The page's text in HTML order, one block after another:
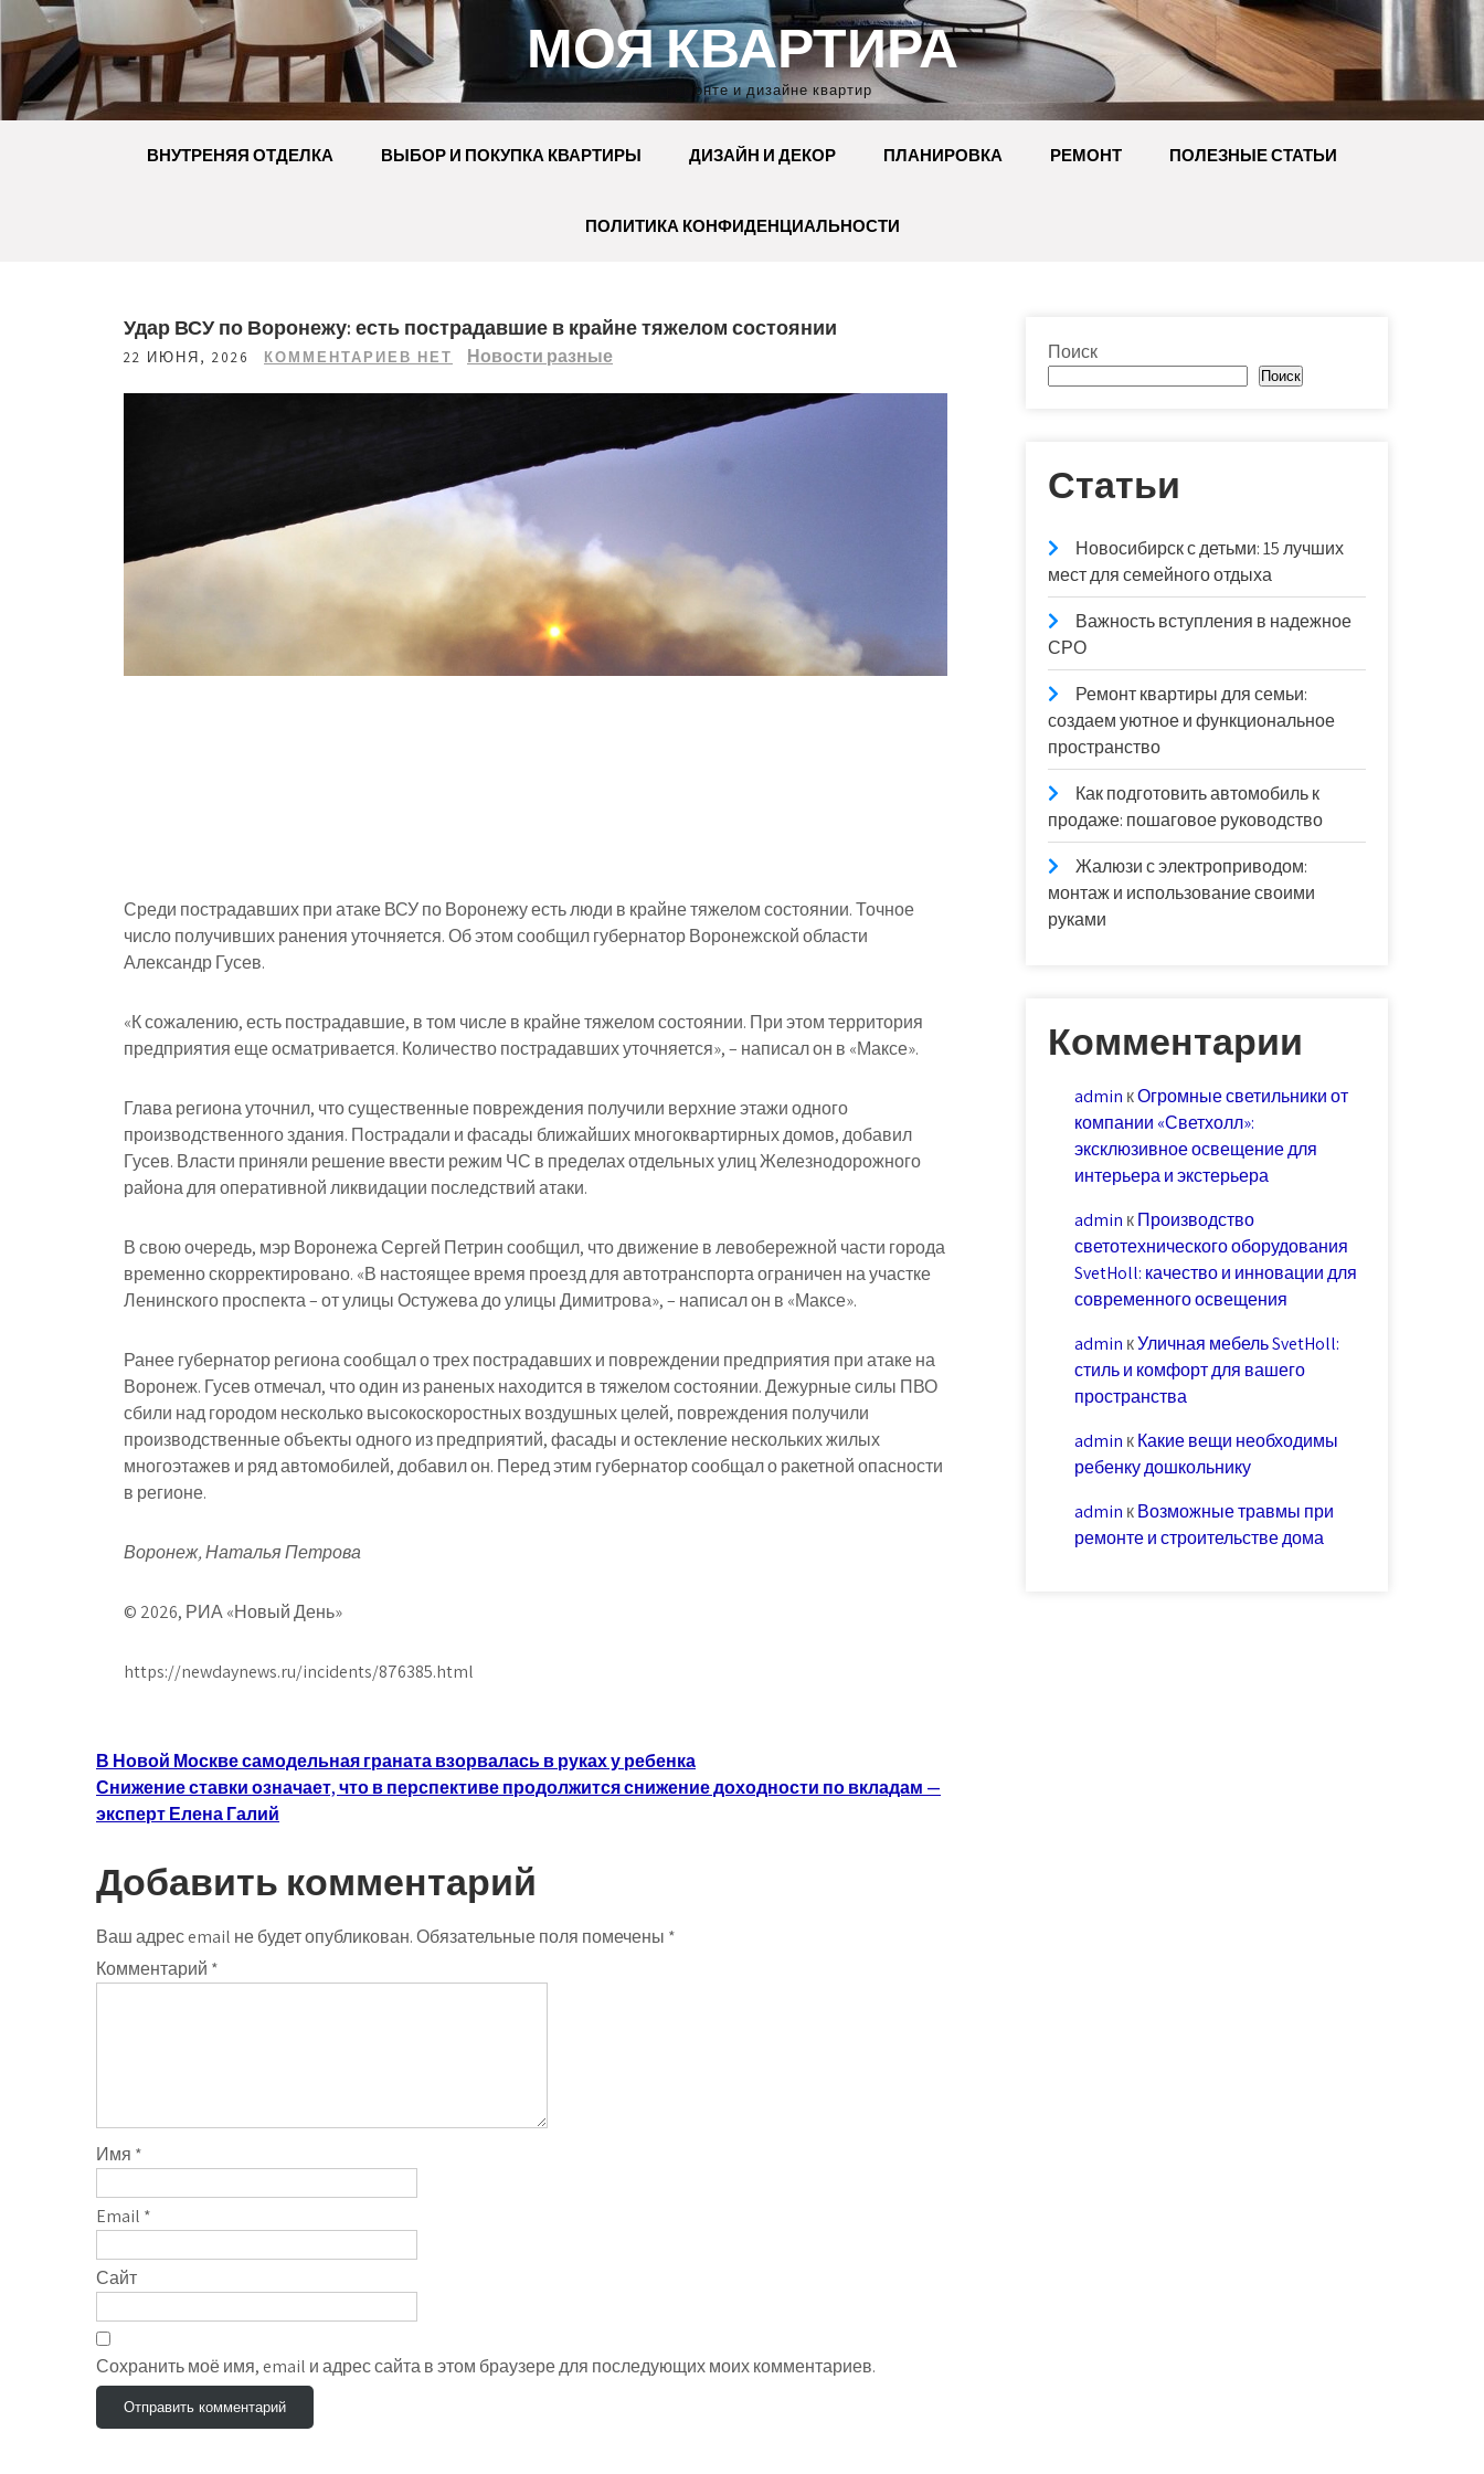
Перейти
к
содержимому
МОЯ КВАРТИРА
Сайт о ремонте и дизайне квартир
ВНУТРЕНЯЯ ОТДЕЛКА ВЫБОР И ПОКУПКА КВАРТИРЫ ДИЗАЙН И ДЕКОР ПЛАНИРОВКА РЕМОНТ ПОЛЕЗНЫЕ СТАТЬИ
ПОЛИТИКА КОНФИДЕНЦИАЛЬНОСТИ
Удар ВСУ по Воронежу: есть пострадавшие в крайне тяжелом состоянии
22 ИЮНЯ, 2026 КОММЕНТАРИЕВ НЕТ Новости разные
Среди пострадавших при атаке ВСУ по Воронежу есть люди в крайне тяжелом состоянии. Точное
число получивших ранения уточняется. Об этом сообщил губернатор Воронежской области
Александр Гусев.
«К сожалению, есть пострадавшие, в том числе в крайне тяжелом состоянии. При этом территория
предприятия еще осматривается. Количество пострадавших уточняется», – написал он в «Максе».
Глава региона уточнил, что существенные повреждения получили верхние этажи одного
производственного здания. Пострадали и фасады ближайших многоквартирных домов, добавил
Гусев. Власти приняли решение ввести режим ЧС в пределах отдельных улиц Железнодорожного
района для оперативной ликвидации последствий атаки.
В свою очередь, мэр Воронежа Сергей Петрин сообщил, что движение в левобережной части города
временно скорректировано. «В настоящее время проезд для автотранспорта ограничен на участке
Ленинского проспекта – от улицы Остужева до улицы Димитрова», – написал он в «Максе».
Ранее губернатор региона сообщал о трех пострадавших и повреждении предприятия при атаке на
Воронеж. Гусев отмечал, что один из раненых находится в тяжелом состоянии. Дежурные силы ПВО
сбили над городом несколько высокоскоростных воздушных целей, повреждения получили
производственные объекты одного из предприятий, фасады и остекление нескольких жилых
многоэтажев и ряд автомобилей, добавил он. Перед этим губернатор сообщал о ракетной опасности
в регионе.
Воронеж, Наталья Петрова
© 2026, РИА «Новый День»
https://newdaynews.ru/incidents/876385.html
Навигация
по
В Новой Москве самодельная граната взорвалась в руках у ребенка
Снижение ставки означает, что в перспективе продолжится снижение доходности по вкладам —
эксперт Елена Галий
Добавить комментарий
Ваш адрес email не будет опубликован.Обязательные поля помечены *
Комментарий *
Имя *
Email *
Сайт
Сохранить моё имя, email и адрес сайта в этом браузере для последующих моих комментариев.
Поиск
Поиск
Статьи
Новосибирск с детьми: 15 лучших
мест для семейного отдыха
Важность вступления в надежное
СРО
Ремонт квартиры для семьи:
создаем уютное и функциональное
пространство
Как подготовить автомобиль к
продаже: пошаговое руководство
Жалюзи с электроприводом:
монтаж и использование своими
руками
Комментарии
admin кОгромные светильники от
компании «Светхолл»:
эксклюзивное освещение для
интерьера и экстерьера
admin кПроизводство
светотехнического оборудования
SvetHoll: качество и инновации для
современного освещения
admin кУличная мебель SvetHoll:
стиль и комфорт для вашего
пространства
admin кКакие вещи необходимы
ребенку дошкольнику
admin кВозможные травмы при
ремонте и строительстве дома